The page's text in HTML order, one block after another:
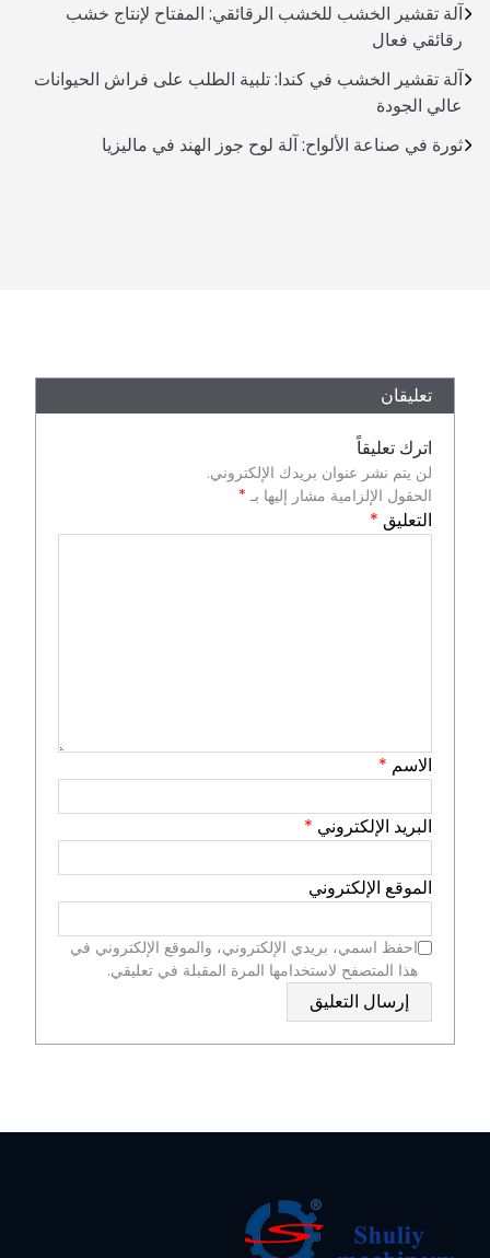
آلة تقشير الخشب للخشب الرقائقي: المفتاح لإنتاج خشب
رقائقي فعال
آلة تقشير الخشب في كندا: تلبية الطلب على فراش الحيوانات
عالي الجودة
ثورة في صناعة الألواح: آلة لوح جوز الهند في ماليزيا
تعليقان
اترك تعليقاً
لن يتم نشر عنوان بريدك الإلكتروني.
الحقول الإلزامية مشار إليها بـ *
التعليق *
الاسم *
البريد الإلكتروني *
الموقع الإلكتروني
احفظ اسمي، بريدي الإلكتروني، والموقع الإلكتروني في
هذا المتصفح لاستخدامها المرة المقبلة في تعليقي.